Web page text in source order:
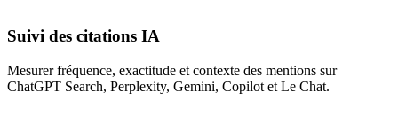
Suivi des citations IA
Mesurer fréquence, exactitude et contexte des mentions sur
ChatGPT Search, Perplexity, Gemini, Copilot et Le Chat.